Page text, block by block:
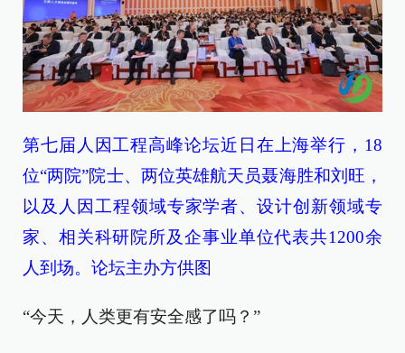
第七届人因工程高峰论坛近日在上海举行，18
位“两院”院士、两位英雄航天员聂海胜和刘旺，
以及人因工程领域专家学者、设计创新领域专
家、相关科研院所及企事业单位代表共1200余
人到场。论坛主办方供图
“今天，人类更有安全感了吗？”